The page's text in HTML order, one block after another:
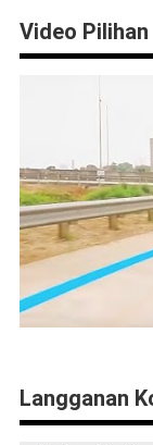
Video Pilihan
Langganan